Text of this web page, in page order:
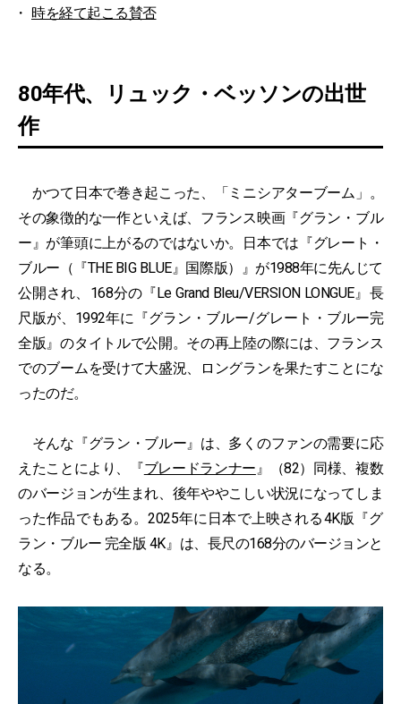
時を経て起こる賛否
80年代、リュック・ベッソンの出世
作
かつて日本で巻き起こった、「ミニシアターブーム」。
その象徴的な一作といえば、フランス映画『グラン・ブル
ー』が筆頭に上がるのではないか。日本では『グレート・
ブルー（『THE BIG BLUE』国際版）』が1988年に先んじて
公開され、168分の『Le Grand Bleu/VERSION LONGUE』長
尺版が、1992年に『グラン・ブルー/グレート・ブルー完
全版』のタイトルで公開。その再上陸の際には、フランス
でのブームを受けて大盛況、ロングランを果たすことにな
ったのだ。
そんな『グラン・ブルー』は、多くのファンの需要に応
えたことにより、『ブレードランナー』（82）同様、複数
のバージョンが生まれ、後年ややこしい状況になってしま
った作品でもある。2025年に日本で上映される4K版『グ
ラン・ブルー 完全版 4K』は、長尺の168分のバージョンと
なる。